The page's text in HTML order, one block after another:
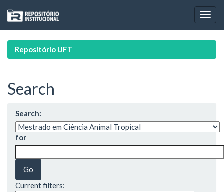
navigation
Repositório UFT
Search
Search:
for
Current filters: